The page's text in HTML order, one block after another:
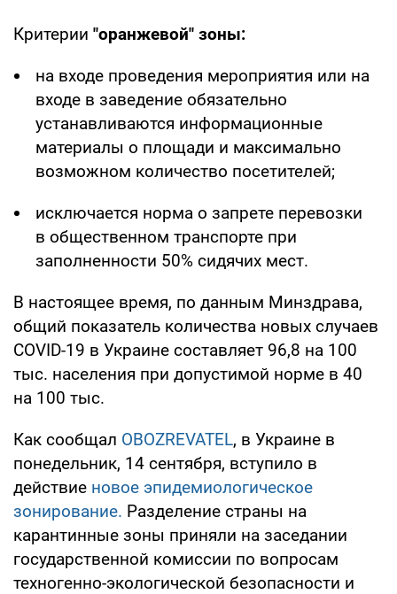
Критерии "оранжевой" зоны:
на входе проведения мероприятия или на
входе в заведение обязательно
устанавливаются информационные
материалы о площади и максимально
возможном количество посетителей;
исключается норма о запрете перевозки
в общественном транспорте при
заполненности 50% сидячих мест.
В настоящее время, по данным Минздрава,
общий показатель количества новых случаев
COVID-19 в Украине составляет 96,8 на 100
тыс. населения при допустимой норме в 40
на 100 тыс.
Как сообщал OBOZREVATEL, в Украине в
понедельник, 14 сентября, вступило в
действие новое эпидемиологическое
зонирование. Разделение страны на
карантинные зоны приняли на заседании
государственной комиссии по вопросам
техногенно-экологической безопасности и